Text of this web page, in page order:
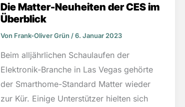
Die Matter-Neuheiten der CES im
Überblick
Von Frank-Oliver Grün /6. Januar 2023
Beim alljährlichen Schaulaufen der
Elektronik-Branche in Las Vegas gehörte
der Smarthome-Standard Matter wieder
zur Kür. Einige Unterstützer hielten sich